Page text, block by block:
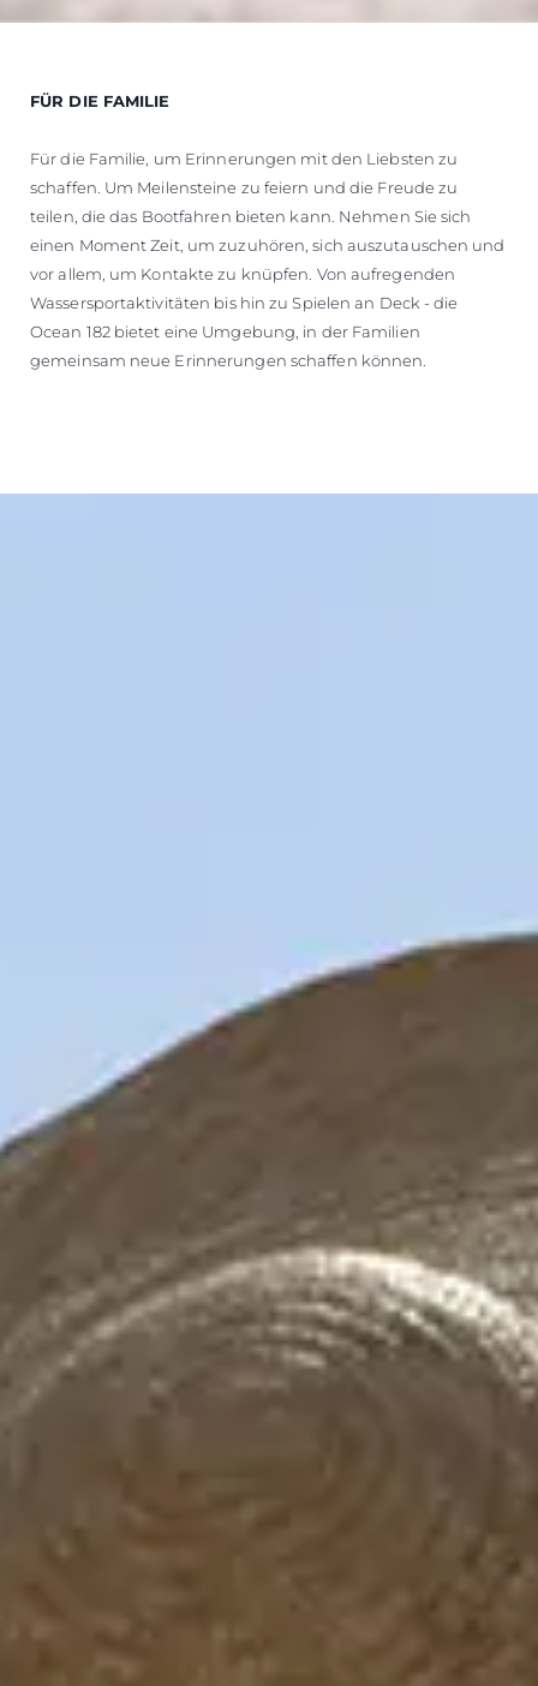
FÜR DIE FAMILIE
Für die Familie, um Erinnerungen mit den Liebsten zu
schaffen. Um Meilensteine zu feiern und die Freude zu
teilen, die das Bootfahren bieten kann. Nehmen Sie sich
einen Moment Zeit, um zuzuhören, sich auszutauschen und
vor allem, um Kontakte zu knüpfen. Von aufregenden
Wassersportaktivitäten bis hin zu Spielen an Deck - die
Ocean 182 bietet eine Umgebung, in der Familien
gemeinsam neue Erinnerungen schaffen können.